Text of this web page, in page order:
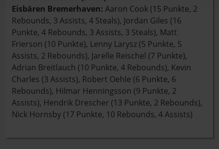
Eisbären Bremerhaven: Aaron Cook (15 Punkte, 2
Rebounds, 3 Assists, 4 Steals), Jordan Giles (16
Punkte, 4 Rebounds, 3 Assists, 3 Steals), Matt
Frierson (10 Punkte), Lenny Larysz (5 Punkte, 5
Assists, 2 Rebounds), Jarelle Reischel (7 Punkte),
Adrian Breitlauch (10 Punkte, 4 Rebounds), Kevin
Charles (3 Assists), Robert Oehle (6 Punkte, 6
Rebounds), Hilmar Henningsson (9 Punkte, 2
Assists), Hendrik Drescher (13 Punkte, 2 Rebounds),
Nick Hornsby (17 Punkte, 10 Rebounds, 4 Assists)